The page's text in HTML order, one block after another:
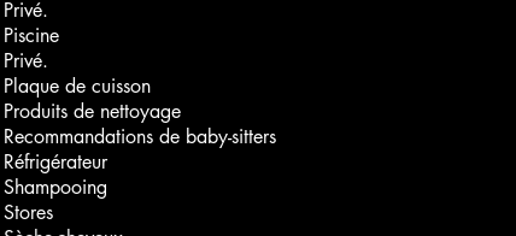
Privé.
Piscine
Privé.
Plaque de cuisson
Produits de nettoyage
Recommandations de baby-sitters
Réfrigérateur
Shampooing
Stores